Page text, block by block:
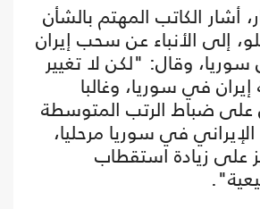
أشار الكاتب المهتم بالشأن
إلى الأنباء عن سحب إيران
وقال: "لكن لا تغيير
في سوريا، وغالبا
ضباط الرتب المتوسطة
في سوريا مرحليا،
على زيادة استقطاب